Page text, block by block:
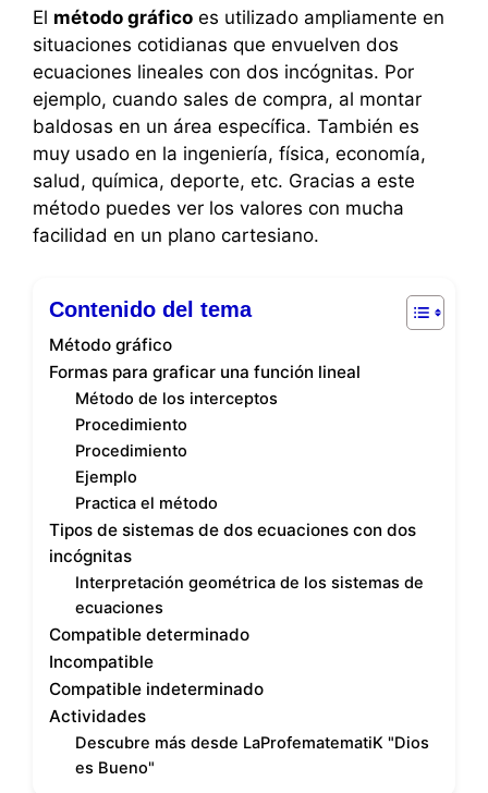
El método gráfico es utilizado ampliamente en
situaciones cotidianas que envuelven dos
ecuaciones lineales con dos incógnitas. Por
ejemplo, cuando sales de compra, al montar
baldosas en un área específica. También es
muy usado en la ingeniería, física, economía,
salud, química, deporte, etc. Gracias a este
método puedes ver los valores con mucha
facilidad en un plano cartesiano.
Contenido del tema
Método gráfico
Formas para graficar una función lineal
Método de los interceptos
Procedimiento
Procedimiento
Ejemplo
Practica el método
Tipos de sistemas de dos ecuaciones con dos
incógnitas
Interpretación geométrica de los sistemas de
ecuaciones
Compatible determinado
Incompatible
Compatible indeterminado
Actividades
Descubre más desde LaProfematematiK "Dios
es Bueno"